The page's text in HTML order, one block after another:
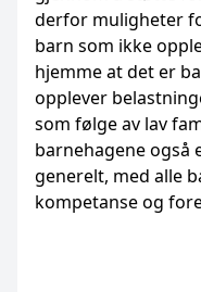
derfor muligheter
barn som ikke
hjemme at det er
opplever
som følge av lav
barnehagene også
generelt, med alle
kompetanse og